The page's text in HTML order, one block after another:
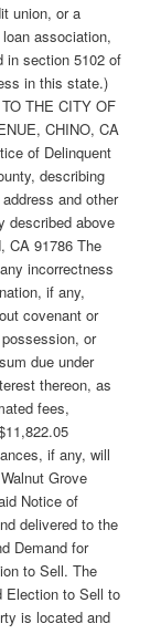
union, or a
association,
in section 5102 of
in this state.)
THE CITY OF
CHINO, CA
of Delinquent
describing
and other
described above
CA 91786 The
incorrectness
if any,
covenant or
or
due under
thereon, as
fees,
if any, will
Grove
Notice of
delivered to the
Demand for
to Sell. The
Election to Sell to
is located and